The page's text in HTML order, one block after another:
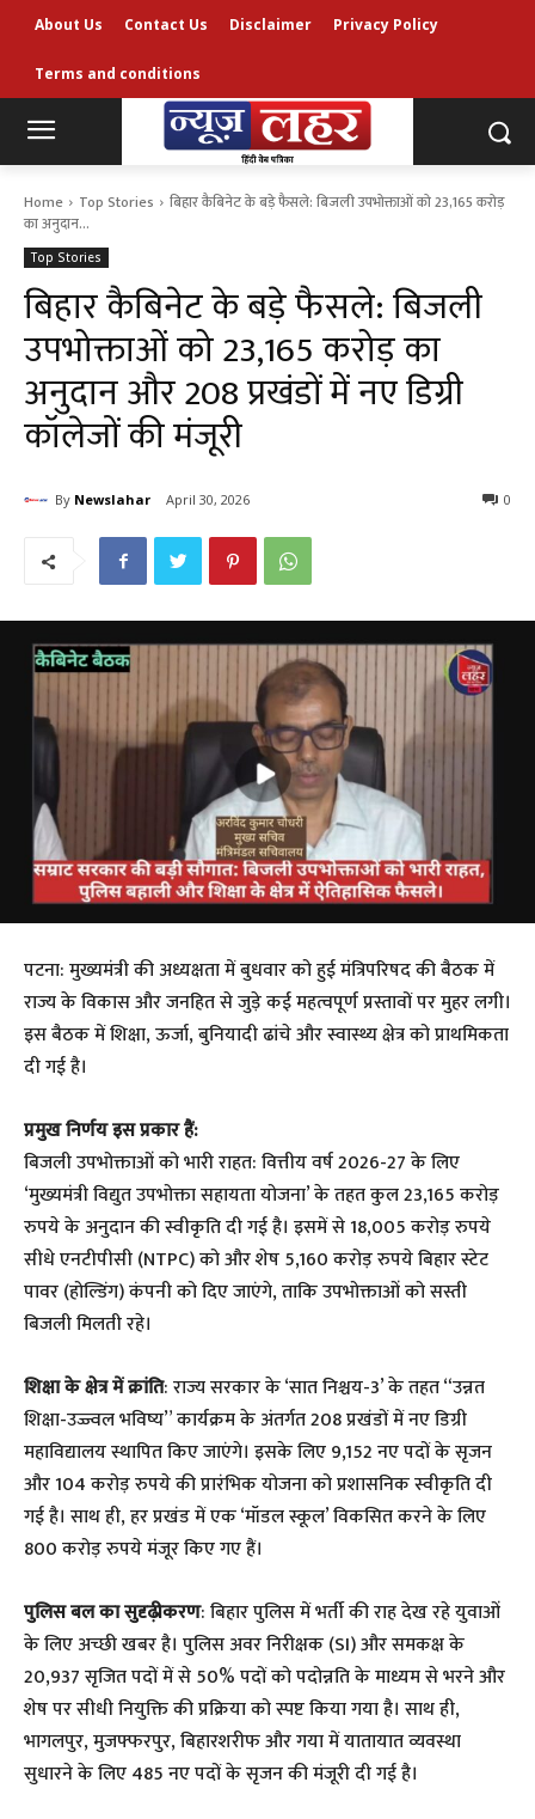
About Us Contact Us Disclaimer Privacy Policy
Terms and conditions
Home Top Stories
बिहार कैबिनेट के बड़े फैसले: बिजली उपभोक्ताओं को 23,165 करोड़
का अनुदान...
Top Stories
बिहार कैबिनेट के बड़े फैसले: बिजली
उपभोक्ताओं को 23,165 करोड़ का
अनुदान और 208 प्रखंडों में नए डिग्री
कॉलेजों की मंजूरी
By Newslahar April 30, 2026 0
पटना: मुख्यमंत्री की अध्यक्षता में बुधवार को हुई मंत्रिपरिषद की बैठक में
राज्य के विकास और जनहित से जुड़े कई महत्वपूर्ण प्रस्तावों पर मुहर लगी।
इस बैठक में शिक्षा, ऊर्जा, बुनियादी ढांचे और स्वास्थ्य क्षेत्र को प्राथमिकता
दी गई है।
प्रमुख निर्णय इस प्रकार हैं:
बिजली उपभोक्ताओं को भारी राहत: वित्तीय वर्ष 2026-27 के लिए
‘मुख्यमंत्री विद्युत उपभोक्ता सहायता योजना’ के तहत कुल 23,165 करोड़
रुपये के अनुदान की स्वीकृति दी गई है। इसमें से 18,005 करोड़ रुपये
सीधे एनटीपीसी (NTPC) को और शेष 5,160 करोड़ रुपये बिहार स्टेट
पावर (होल्डिंग) कंपनी को दिए जाएंगे, ताकि उपभोक्ताओं को सस्ती
बिजली मिलती रहे।
शिक्षा के क्षेत्र में क्रांति: राज्य सरकार के ‘सात निश्चय-3’ के तहत “उन्नत
शिक्षा-उज्ज्वल भविष्य” कार्यक्रम के अंतर्गत 208 प्रखंडों में नए डिग्री
महाविद्यालय स्थापित किए जाएंगे। इसके लिए 9,152 नए पदों के सृजन
और 104 करोड़ रुपये की प्रारंभिक योजना को प्रशासनिक स्वीकृति दी
गई है। साथ ही, हर प्रखंड में एक ‘मॉडल स्कूल’ विकसित करने के लिए
800 करोड़ रुपये मंजूर किए गए हैं।
पुलिस बल का सुदृढ़ीकरण: बिहार पुलिस में भर्ती की राह देख रहे युवाओं
के लिए अच्छी खबर है। पुलिस अवर निरीक्षक (SI) और समकक्ष के
20,937 सृजित पदों में से 50% पदों को पदोन्नति के माध्यम से भरने और
शेष पर सीधी नियुक्ति की प्रक्रिया को स्पष्ट किया गया है। साथ ही,
भागलपुर, मुजफ्फरपुर, बिहारशरीफ और गया में यातायात व्यवस्था
सुधारने के लिए 485 नए पदों के सृजन की मंजूरी दी गई है।